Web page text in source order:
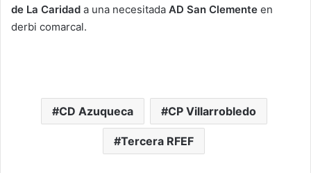
de La Caridad a una necesitada AD San Clemente en
derbi comarcal.
CD Azuqueca CP Villarrobledo
Tercera RFEF